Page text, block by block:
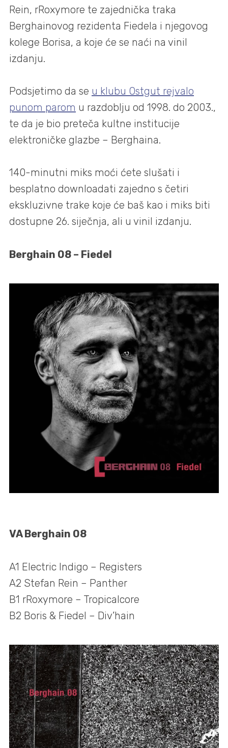
Rein, rRoxymore te zajednička traka
Berghainovog rezidenta Fiedela i njegovog
kolege Borisa, a koje će se naći na vinil
izdanju.
Podsjetimo da se u klubu Ostgut rejvalo
punom parom u razdoblju od 1998. do 2003.,
te da je bio preteča kultne institucije
elektroničke glazbe – Berghaina.
140-minutni miks moći ćete slušati i
besplatno downloadati zajedno s četiri
ekskluzivne trake koje će baš kao i miks biti
dostupne 26. siječnja, ali u vinil izdanju.
Berghain 08 – Fiedel
VA Berghain 08
A1 Electric Indigo – Registers
A2 Stefan Rein – Panther
B1 rRoxymore – Tropicalcore
B2 Boris & Fiedel – Div’hain